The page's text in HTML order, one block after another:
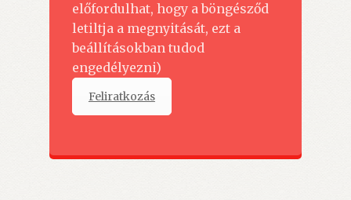
előfordulhat, hogy a böngésződ
letiltja a megnyitását, ezt a
beállításokban tudod
engedélyezni)
Feliratkozás